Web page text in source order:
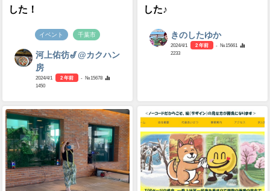
した！
イベント 千葉市
河上佑彷🎷@カクハン
房
2024/4/1 2 年前
- №15678
1450
した♪
きのしたゆか
2024/4/1 2 年前
- №15661
2233